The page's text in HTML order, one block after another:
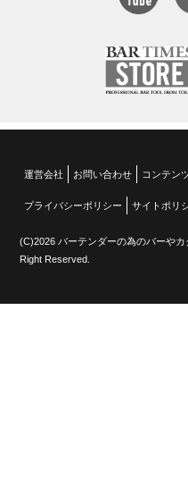
運営会社 お問い合わせ コンテン
プライバシーポリシー サイトポリ
(C)2026 バーテンダーの為のバーや
Right Reserved.